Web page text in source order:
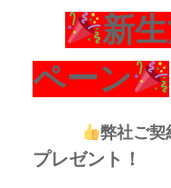
新
ペーン
弊社ご契
プレゼント！